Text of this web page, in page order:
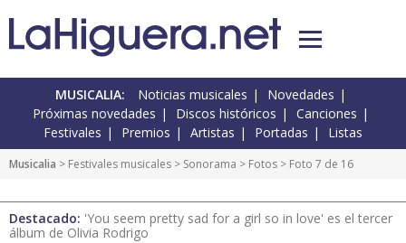
MUSICALIA: Noticias musicales
Novedades
Próximas novedades
Discos históricos
Canciones
Festivales
Premios Artistas Portadas Listas
Musicalia > Festivales musicales > Sonorama > Fotos > Foto 7 de 16
Destacado: 'You seem pretty sad for a girl so in love' es el tercer
álbum de Olivia Rodrigo